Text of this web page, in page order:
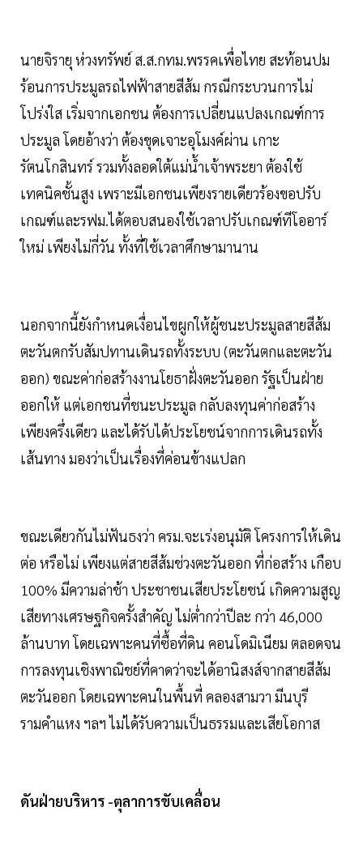
นายจิรายุ ห่วงทรัพย์ ส.ส.กทม.พรรคเพื่อไทย สะท้อนปม
ร้อนการประมูลรถไฟฟ้าสายสีส้ม กรณีกระบวนการไม่
โปร่งใส เริ่มจากเอกชน ต้องการเปลี่ยนแปลงเกณฑ์การ
ประมูล โดยอ้างว่า ต้องขุดเจาะอุโมงค์ผ่าน เกาะ
รัตนโกสินทร์ รวมทั้งลอดใต้แม่น้ำเจ้าพระยา ต้องใช้
เทคนิคชั้นสูง เพราะมีเอกชนเพียงรายเดียวร้องขอปรับ
เกณฑ์และรฟม.ได้ตอบสนองใช้เวลาปรับเกณฑ์ทีโออาร์
ใหม่ เพียงไม่กี่วัน ทั้งที่ใช้เวลาศึกษามานาน
นอกจากนี้ยังกำหนดเงื่อนไขผูกให้ผู้ชนะประมูลสายสีส้ม
ตะวันตกรับสัมปทานเดินรถทั้งระบบ (ตะวันตกและตะวัน
ออก) ขณะค่าก่อสร้างงานโยธาฝั่งตะวันออก รัฐเป็นฝ่าย
ออกให้ แต่เอกชนที่ชนะประมูล กลับลงทุนค่าก่อสร้าง
เพียงครึ่งเดียว และได้รับได้ประโยชน์จากการเดินรถทั้ง
เส้นทาง มองว่าเป็นเรื่องที่ค่อนข้างแปลก
ขณะเดียวกันไม่ฟันธงว่า ครม.จะเร่งอนุมัติ โครงการให้เดิน
ต่อ หรือไม่ เพียงแต่สายสีส้มช่วงตะวันออก ที่ก่อสร้าง เกือบ
100% มีความล่าช้า ประชาชนเสียประโยชน์ เกิดความสูญ
เสียทางเศรษฐกิจครั้งสำคัญ ไม่ต่ำกว่าปีละ กว่า 46,000
ล้านบาท โดยเฉพาะคนที่ซื้อที่ดิน คอนโดมิเนียม ตลอดจน
การลงทุนเชิงพาณิชย์ที่คาดว่าจะได้อานิสงส์จากสายสีส้ม
ตะวันออก โดยเฉพาะคนในพื้นที่ คลองสามวา มีนบุรี
รามคำแหง ฯลฯ ไม่ได้รับความเป็นธรรมและเสียโอกาส
ดันฝ่ายบริหาร -ตุลาการขับเคลื่อน